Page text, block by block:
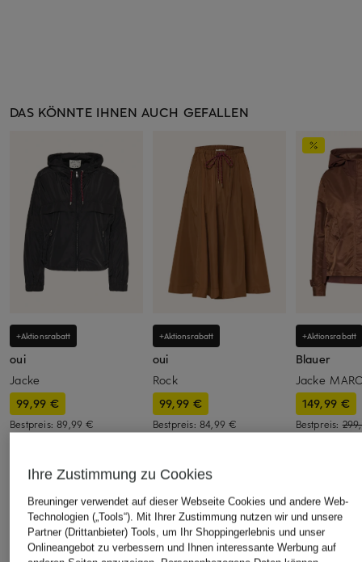
DAS KÖNNTE IHNEN AUCH GEFALLEN
+Aktionsrabatt
oui
Jacke
99,99 €
Bestpreis:89,99 €
+Aktionsrabatt
oui
Rock
99,99 €
Bestpreis: 84,99 €
+Aktionsrabatt
Blauer
Jacke
149,99 €
Bestpreis:
ÄHNLICHE ARTIKEL ENTDECKEN
Ihre Zustimmung zu Cookies
Breuninger verwendet auf dieser Webseite Cookies und andere Web-
Technologien („Tools“). Mit Ihrer Zustimmung nutzen wir und unsere
Partner (Drittanbieter) Tools, um Ihr Shoppingerlebnis und unser
Onlineangebot zu verbessern und Ihnen interessante Werbung auf